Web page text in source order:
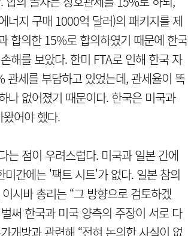
너지 구매 1000억 달러)의 패키지를 제
합의한 15%로 합의하였기 때문에 한국
해를 보았다. 한미 FTA로 인해 한국 자
세를 부담하고 있었는데, 관세율이 똑
나 없어졌기 때문이다. 한국은 미국과
어야 했다.
는 점이 우려스럽다. 미국과 일본 간에
간에는 '팩트 시트'가 없다. 일본 참의
시바 총리는 “그 방향으로 검토하겠
써 한국과 미국 양측의 주장이 서로 다
개방과 관련해 “전혀 논의한 사실이 없